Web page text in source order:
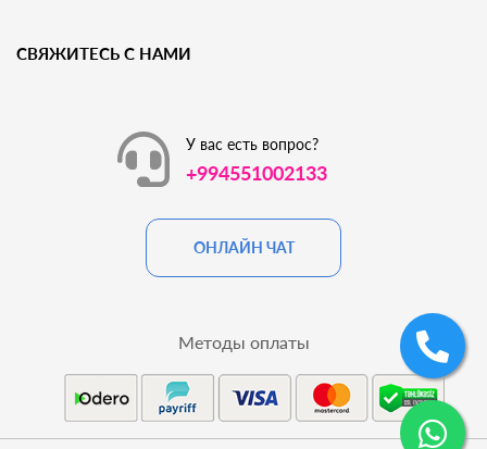
СВЯЖИТЕСЬ С НАМИ
У вас есть вопрос?
+994551002133
ОНЛАЙН ЧАТ
Методы оплаты